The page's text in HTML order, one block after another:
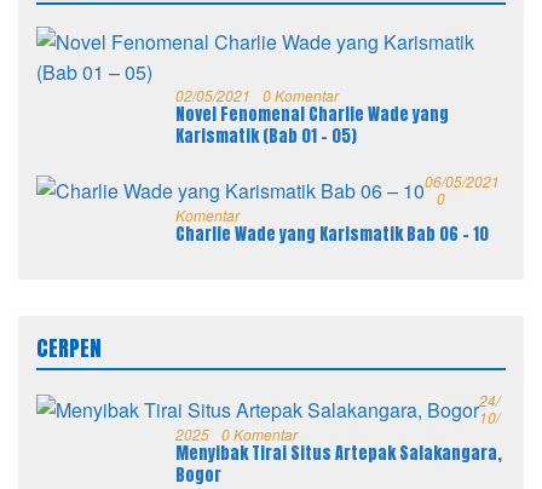
02/05/2021 0 Komentar
Novel Fenomenal Charlie Wade yang
Karismatik (Bab 01 – 05)
06/05/2021
0
Komentar
Charlie Wade yang Karismatik Bab 06 – 10
CERPEN
24/
10/
2025 0 Komentar
Menyibak Tirai Situs Artepak Salakangara,
Bogor